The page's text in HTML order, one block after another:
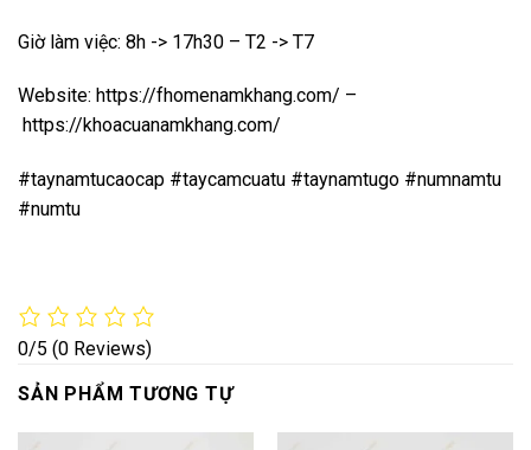
Giờ làm việc: 8h -> 17h30 – T2 -> T7
Website: https://fhomenamkhang.com/ –
https://khoacuanamkhang.com/
#taynamtucaocap #taycamcuatu #taynamtugo #numnamtu
#numtu
0/5 (0 Reviews)
SẢN PHẨM TƯƠNG TỰ